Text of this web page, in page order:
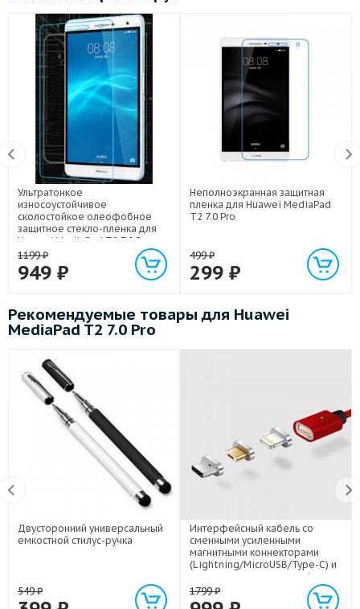
Ультратонкое
износоустойчивое
сколостойкое олеофобное
защитное стекло-пленка для
Huawei MediaPad T2 7.0 Pro
1199₽
949 ₽
Неполноэкранная защитная
пленка для Huawei MediaPad
T2 7.0 Pro
499₽
299 ₽
Рекомендуемые товары для Huawei
MediaPad T2 7.0 Pro
Двусторонний универсальный
емкостной стилус-ручка
549₽
Интерфейсный кабель со
сменными усиленными
магнитными коннекторами
(Lightning/MicroUSB/Type-C) и
световым индикатором 1м
1799₽